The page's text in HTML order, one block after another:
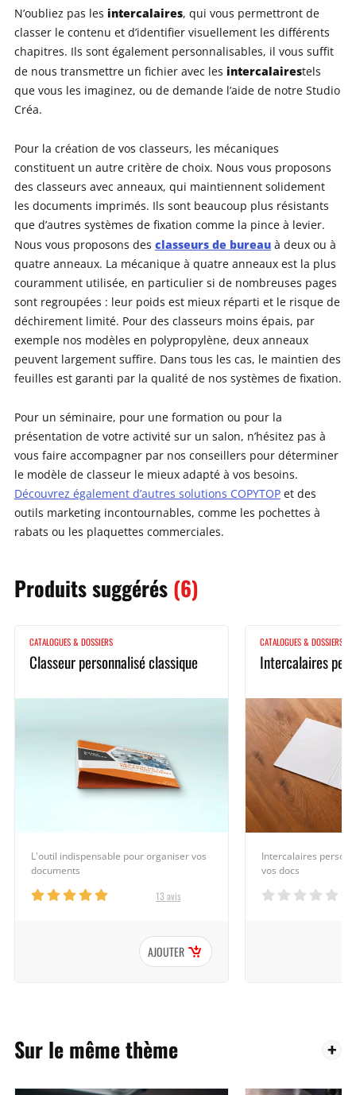
N’oubliez pas les intercalaires, qui vous permettront de
classer le contenu et d’identifier visuellement les différents
chapitres. Ils sont également personnalisables, il vous suffit
de nous transmettre un fichier avec les intercalairestels
que vous les imaginez, ou de demande l’aide de notre Studio
Créa.
Pour la création de vos classeurs, les mécaniques
constituent un autre critère de choix. Nous vous proposons
des classeurs avec anneaux, qui maintiennent solidement
les documents imprimés. Ils sont beaucoup plus résistants
que d’autres systèmes de fixation comme la pince à levier.
Nous vous proposons des classeurs de bureauà deux ou à
quatre anneaux. La mécanique à quatre anneaux est la plus
couramment utilisée, en particulier si de nombreuses pages
sont regroupées : leur poids est mieux réparti et le risque de
déchirement limité. Pour des classeurs moins épais, par
exemple nos modèles en polypropylène, deux anneaux
peuvent largement suffire. Dans tous les cas, le maintien des
feuilles est garanti par la qualité de nos systèmes de fixation.
Pour un séminaire, pour une formation ou pour la
présentation de votre activité sur un salon, n’hésitez pas à
vous faire accompagner par nos conseillers pour déterminer
le modèle de classeur le mieux adapté à vos besoins.
Découvrez également d’autres solutions COPYTOPet des
outils marketing incontournables, comme les pochettes à
rabats ou les plaquettes commerciales.
Produitssuggérés(6)
CATALOGUES & DOSSIERS
Classeur personnalisé classique
L'outil indispensable pour organiser vos
documents
13 avis
AJOUTER
CATALOGUES & DOSSIERS
Intercalaires
Intercalaires
vos docs
Sur le même thème